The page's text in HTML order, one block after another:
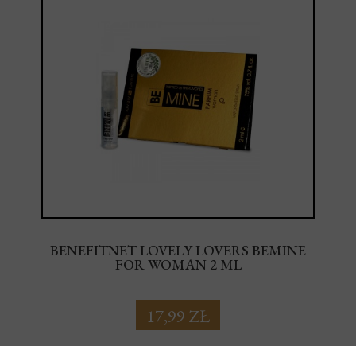
BENEFITNET LOVELY LOVERS BEMINE
FOR WOMAN 2 ML
17,99 ZŁ